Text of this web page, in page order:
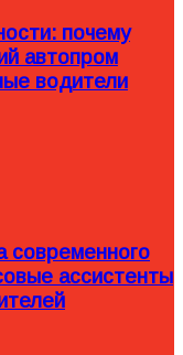
почему
автопром
водители
современного
ассистенты